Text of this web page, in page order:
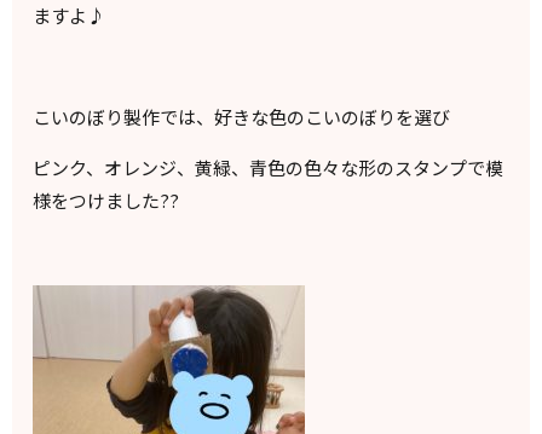
ますよ♪
こいのぼり製作では、好きな色のこいのぼりを選び
ピンク、オレンジ、黄緑、青色の色々な形のスタンプで模
様をつけました??